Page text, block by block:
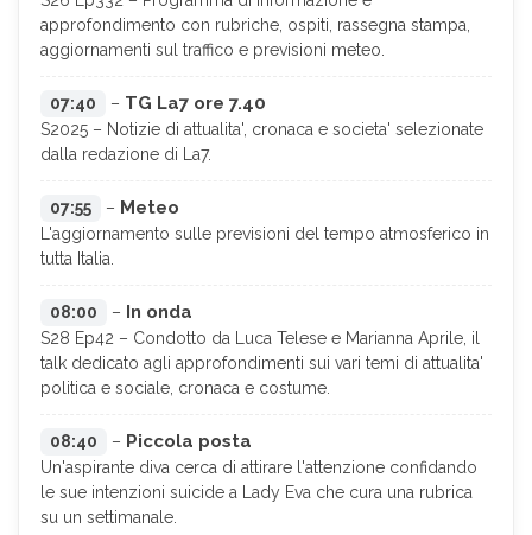
approfondimento con rubriche, ospiti, rassegna stampa,
aggiornamenti sul traffico e previsioni meteo.
07:40 – TG La7 ore 7.40
S2025 – Notizie di attualita', cronaca e societa' selezionate
dalla redazione di La7.
07:55 – Meteo
L'aggiornamento sulle previsioni del tempo atmosferico in
tutta Italia.
08:00 – In onda
S28 Ep42 – Condotto da Luca Telese e Marianna Aprile, il
talk dedicato agli approfondimenti sui vari temi di attualita'
politica e sociale, cronaca e costume.
08:40 – Piccola posta
Un'aspirante diva cerca di attirare l'attenzione confidando
le sue intenzioni suicide a Lady Eva che cura una rubrica
su un settimanale.